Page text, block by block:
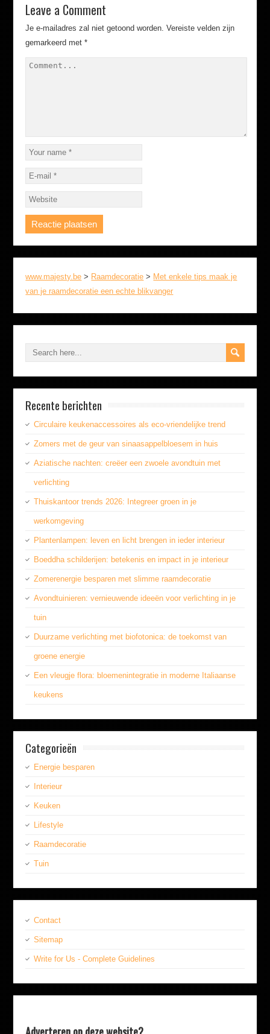
Leave a Comment
Je e-mailadres zal niet getoond worden. Vereiste velden zijn
gemarkeerd met*
www.majesty.be > Raamdecoratie > Met enkele tips maak je
van je raamdecoratie een echte blikvanger
Recente berichten
Circulaire keukenaccessoires als eco-vriendelijke trend
Zomers met de geur van sinaasappelbloesem in huis
Aziatische nachten: creëer een zwoele avondtuin met
verlichting
Thuiskantoor trends 2026: Integreer groen in je
werkomgeving
Plantenlampen: leven en licht brengen in ieder interieur
Boeddha schilderijen: betekenis en impact in je interieur
Zomerenergie besparen met slimme raamdecoratie
Avondtuinieren: vernieuwende ideeën voor verlichting in je
tuin
Duurzame verlichting met biofotonica: de toekomst van
groene energie
Een vleugje flora: bloemenintegratie in moderne Italiaanse
keukens
Categorieën
Energie besparen
Interieur
Keuken
Lifestyle
Raamdecoratie
Tuin
Contact
Sitemap
Write for Us - Complete Guidelines